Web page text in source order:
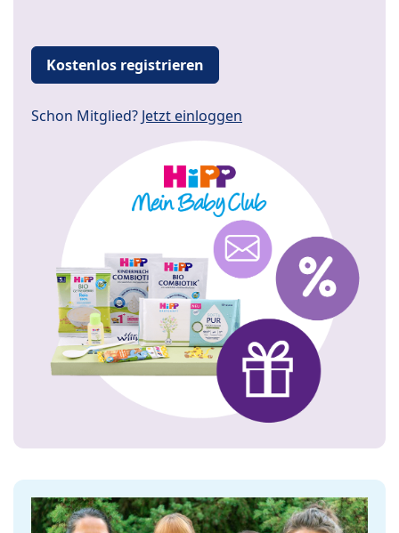
Kostenlos registrieren
Schon Mitglied? Jetzt einloggen